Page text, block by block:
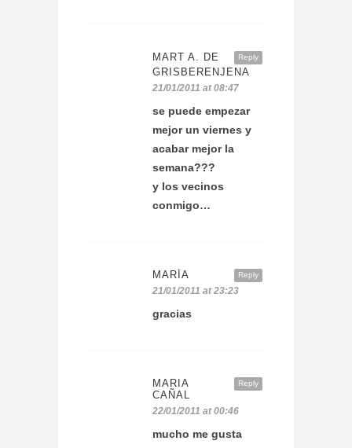
Reply
MART A. DE
GRISBERENJENA
21/01/2011 at 08:47
se puede empezar
mejor un viernes y
acabar mejor la
semana???
y los vecinos
conmigo…
Reply
MARÍA
21/01/2011 at 23:23
gracias
Reply
MARIA
CAÑAL
22/01/2011 at 00:46
mucho me gusta